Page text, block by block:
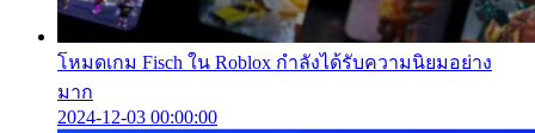
โหมดเกม Fisch ใน Roblox กำลังได้รับความนิยมอย่าง
มาก
2024-12-03 00:00:00